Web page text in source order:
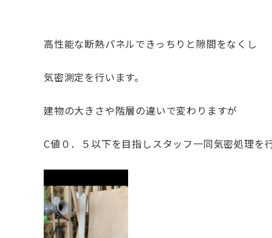
高性能な断熱パネルできっちりと隙間をなくし
気密測定を行います。
建物の大きさや階層の違いで変わりますが
C値０．５以下を目指しスタッフ一同気密処理を行